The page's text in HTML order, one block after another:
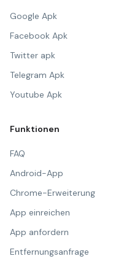
Google Apk
Facebook Apk
Twitter apk
Telegram Apk
Youtube Apk
Funktionen
FAQ
Android-App
Chrome-Erweiterung
App einreichen
App anfordern
Entfernungsanfrage